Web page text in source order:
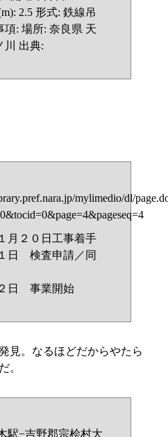
2.5 形式: 鉄線吊
項: 場所: 奈良県 天
川 出典:
mylimedio/dl/
２０日工事着手
日 検査申請／同
日 事業開始
見。なるほどだからやたら
。
−吉野郡宗桧村大